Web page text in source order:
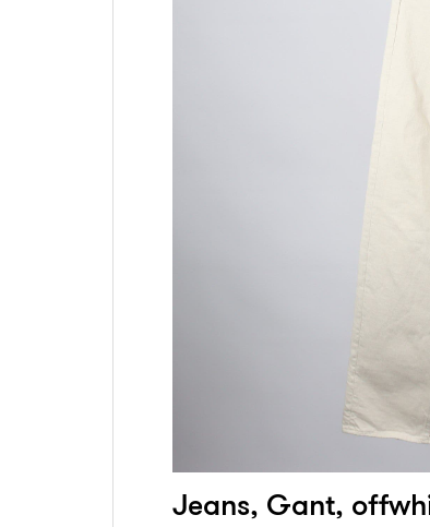
Jeans, Gant,